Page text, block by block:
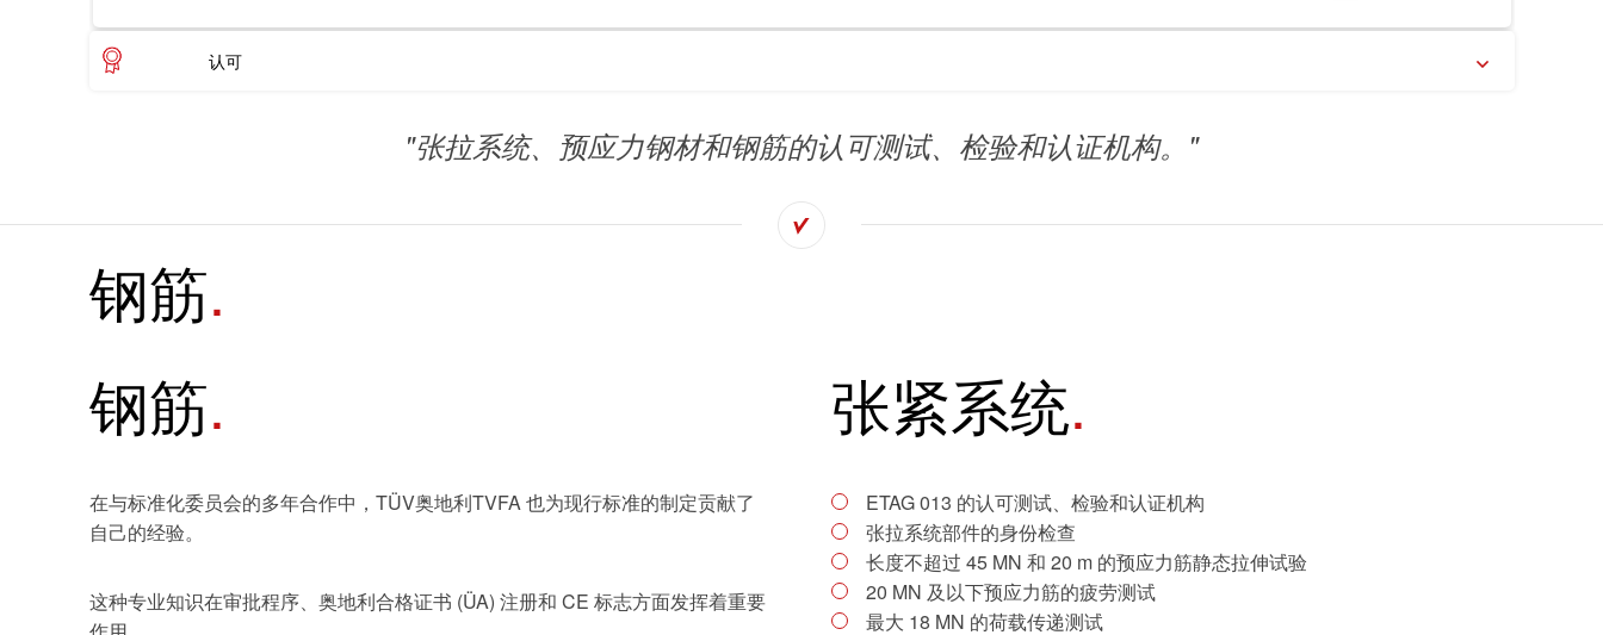
农业
认可
"张拉系统、预应力钢材和钢筋的认可测试、检验和认证机构。"
钢筋
钢筋
在与标准化委员会的多年合作中，TÜV奥地利TVFA 也为现行标准的制定贡献了
自己的经验。
这种专业知识在审批程序、奥地利合格证书 (ÜA) 注册和 CE 标志方面发挥着重要
张紧系统
ETAG 013 的认可测试、检验和认证机构
张拉系统部件的身份检查
长度不超过 45 MN 和 20 m 的预应力筋静态拉伸试验
20 MN 及以下预应力筋的疲劳测试
最大 18 MN 的荷载传递测试